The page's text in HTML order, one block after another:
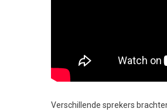
Verschillende sprekers